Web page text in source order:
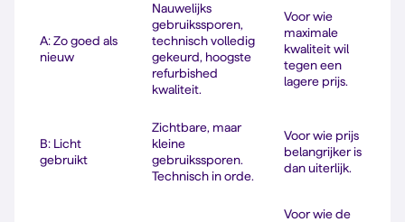
A: Zo goed als
nieuw
Nauwelijks
gebruikssporen,
technisch volledig
gekeurd, hoogste
refurbished
kwaliteit.
Voor wie
maximale
kwaliteit wil
tegen een
lagere prijs.
B: Licht
gebruikt
Zichtbare, maar
kleine
gebruikssporen.
Technisch in orde.
Voor wie prijs
belangrijker is
dan uiterlijk.
Voor wie de